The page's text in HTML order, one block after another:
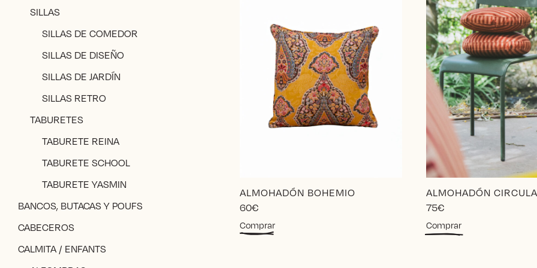
ALMOHADÓN BOHEMIO
60€
Comprar
ALMOHADÓN
75€
Comprar
SILLAS
SILLAS DE COMEDOR
SILLAS DE DISEÑO
SILLAS DE JARDÍN
SILLAS RETRO
TABURETES
TABURETE REINA
TABURETE SCHOOL
TABURETE YASMIN
BANCOS, BUTACAS Y POUFS
CABECEROS
CALMITA / ENFANTS